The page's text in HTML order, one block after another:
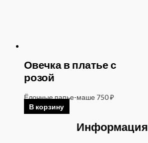
Овечка в платье с
розой
Ёлочные папье-маше 750₽
В корзину
Информация